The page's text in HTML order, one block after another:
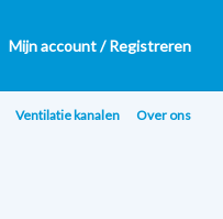
Mijn account / Registreren
Ventilatie kanalen Over ons